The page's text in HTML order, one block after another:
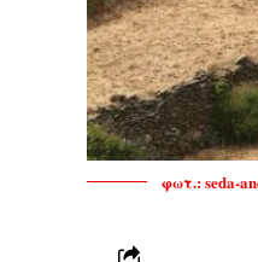
φωτ.: seda-